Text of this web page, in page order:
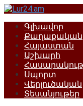
Перейти
контентуԳլխավոր
Քաղաքական
Հայաստան
Աշխարհ
Սպորտ
Վերլուծական
Տեսանյութեր